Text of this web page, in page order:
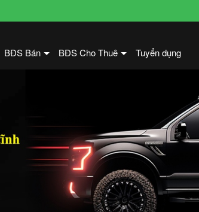
BĐS Bán BĐS Cho Thuê Tuyển dụng